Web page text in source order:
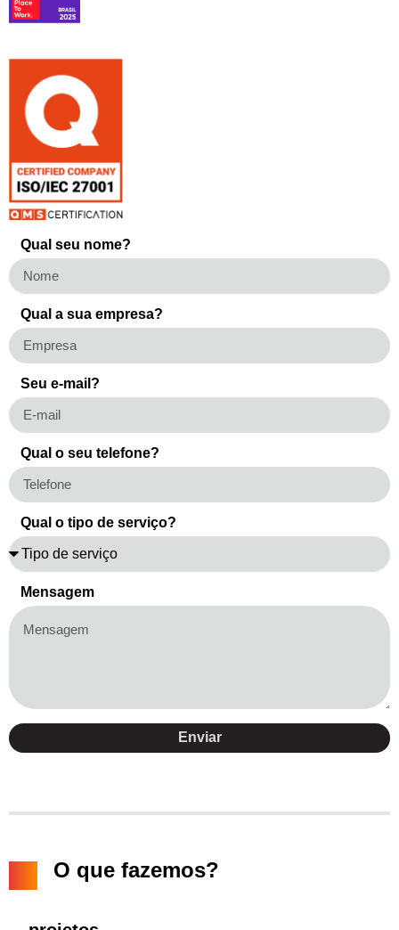
Qual seu nome?
Qual a sua empresa?
Seu e-mail?
Qual o seu telefone?
Qual o tipo de serviço?
Mensagem
Enviar
O que fazemos?